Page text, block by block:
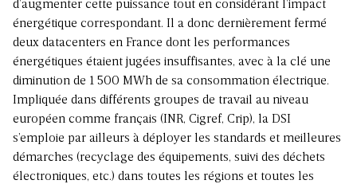
d’augmenter cette puissance tout en considérant l’impact
énergétique correspondant. Il a donc dernièrement fermé
deux datacenters en France dont les performances
énergétiques étaient jugées insuffisantes, avec à la clé une
diminution de 1 500 MWh de sa consommation électrique.
Impliquée dans différents groupes de travail au niveau
européen comme français (INR, Cigref, Crip), la DSI
s’emploie par ailleurs à déployer les standards et meilleures
démarches (recyclage des équipements, suivi des déchets
électroniques, etc.) dans toutes les régions et toutes les